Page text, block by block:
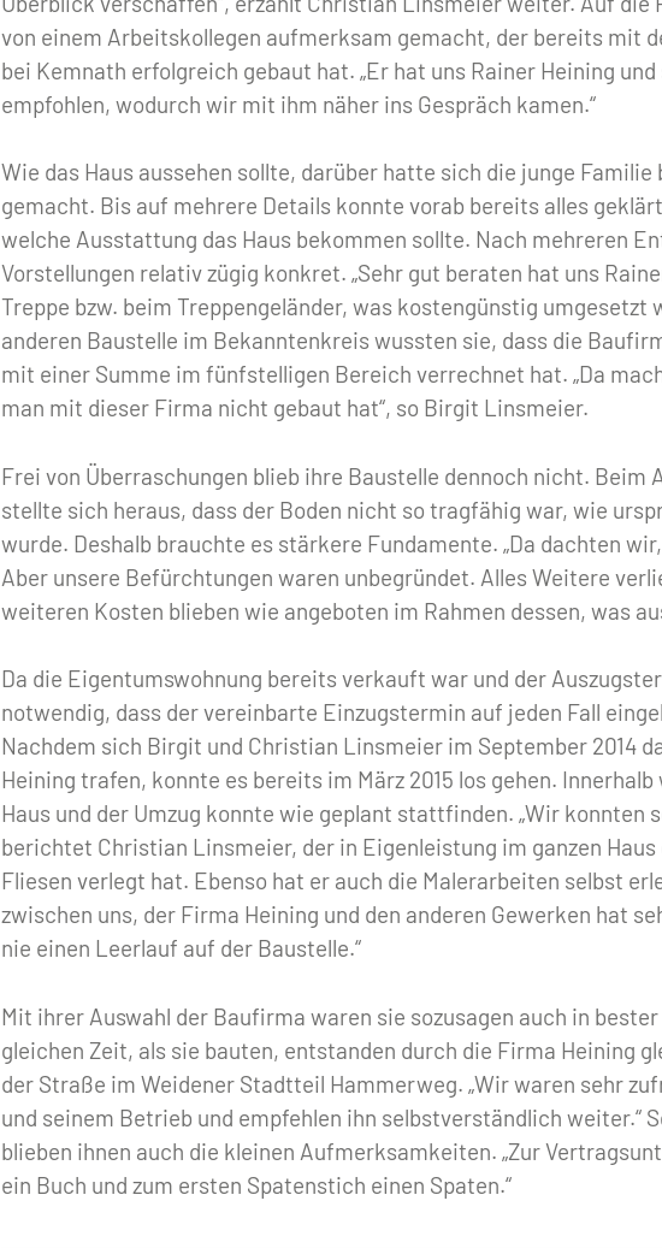
von einem Arbeitskollegen aufmerksam gemacht, der bereits mit
bei Kemnath erfolgreich gebaut hat. „Er hat uns Rainer Heining
empfohlen, wodurch wir mit ihm näher ins Gespräch kamen.“
Wie das Haus aussehen sollte, darüber hatte sich die junge
gemacht. Bis auf mehrere Details konnte vorab bereits alles
welche Ausstattung das Haus bekommen sollte. Nach mehreren
Vorstellungen relativ zügig konkret. „Sehr gut beraten hat uns
Treppe bzw. beim Treppengeländer, was kostengünstig umgesetzt
anderen Baustelle im Bekanntenkreis wussten sie, dass die
mit einer Summe im fünfstelligen Bereich verrechnet hat. „Da
man mit dieser Firma nicht gebaut hat“, so Birgit Linsmeier.
Frei von Überraschungen blieb ihre Baustelle dennoch nicht. Beim
stellte sich heraus, dass der Boden nicht so tragfähig war, wie
wurde. Deshalb brauchte es stärkere Fundamente. „Da dachten
Aber unsere Befürchtungen waren unbegründet. Alles Weitere
weiteren Kosten blieben wie angeboten im Rahmen dessen, was
Da die Eigentumswohnung bereits verkauft war und der
notwendig, dass der vereinbarte Einzugstermin auf jeden Fall
Nachdem sich Birgit und Christian Linsmeier im September 2014
Heining trafen, konnte es bereits im März 2015 los gehen.
Haus und der Umzug konnte wie geplant stattfinden. „Wir konnten
berichtet Christian Linsmeier, der in Eigenleistung im ganzen Haus
Fliesen verlegt hat. Ebenso hat er auch die Malerarbeiten selbst
zwischen uns, der Firma Heining und den anderen Gewerken hat
nie einen Leerlauf auf der Baustelle.“
Mit ihrer Auswahl der Baufirma waren sie sozusagen auch in
gleichen Zeit, als sie bauten, entstanden durch die Firma Heining
der Straße im Weidener Stadtteil Hammerweg. „Wir waren sehr
und seinem Betrieb und empfehlen ihn selbstverständlich weiter.“
blieben ihnen auch die kleinen Aufmerksamkeiten. „Zur
ein Buch und zum ersten Spatenstich einen Spaten.“